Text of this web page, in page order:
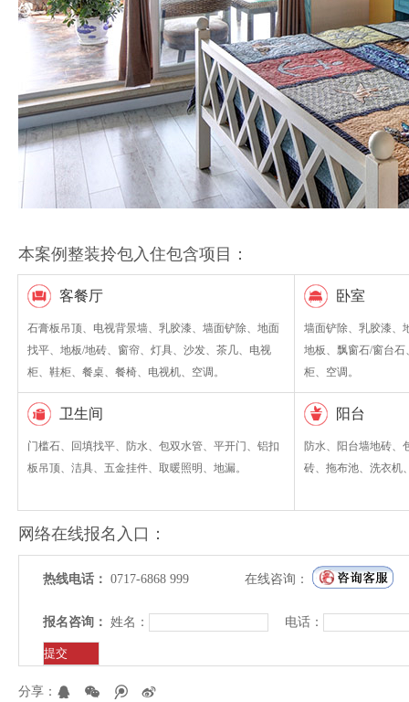
本案例整装拎包入住包含项目：
客餐厅
石膏板吊顶、电视背景墙、乳胶漆、墙面铲除、地面
找平、地板/地砖、窗帘、灯具、沙发、茶几、电视
柜、鞋柜、餐桌、餐椅、电视机、空调。
卧室
墙面铲除、乳胶漆、
地板、飘窗石/窗台
柜、空调。
卫生间
门槛石、回填找平、防水、包双水管、平开门、铝扣
板吊顶、洁具、五金挂件、取暖照明、地漏。
阳台
防水、阳台墙地砖、
砖、拖布池、洗衣机
网络在线报名入口：
热线电话： 0717-6868 999 在线咨询：
报名咨询： 姓名： 电话：
分享：